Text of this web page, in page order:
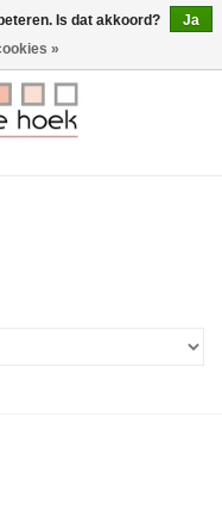
0 Artikelen - €0,00
Is dat akkoord?
Ja
»